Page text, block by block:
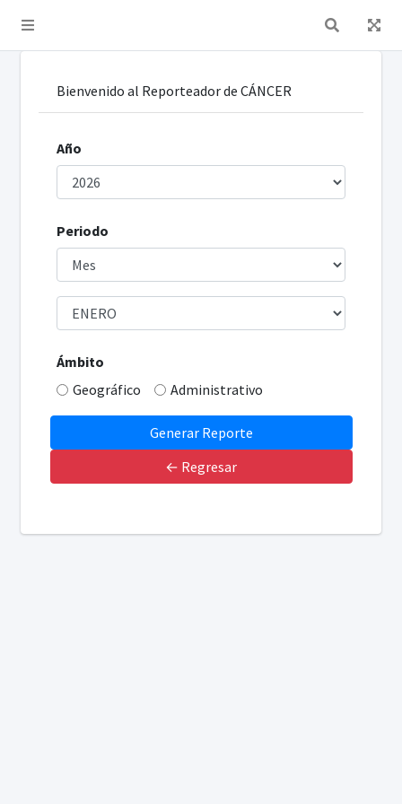
Toggle navigation
Bienvenido al Reporteador de CÁNCER
Año
Periodo
Ámbito
Geográfico
Administrativo
← Regresar